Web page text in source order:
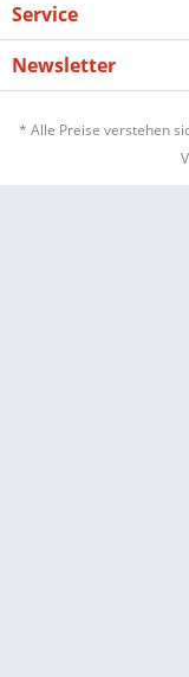
Service
Newsletter
* Alle Preise verstehen